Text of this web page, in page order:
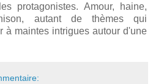
protagonistes. Amour, haine,
autant de thèmes qui
à maintes intrigues autour d'une